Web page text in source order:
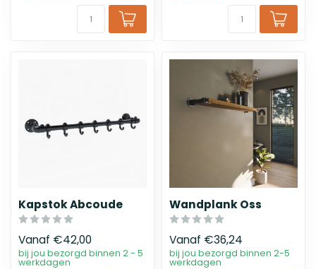
Kapstok Abcoude
Vanaf €42,00
bij jou bezorgd binnen 2 - 5
werkdagen
Wandplank Oss
Vanaf €36,24
bij jou bezorgd binnen 2-5
werkdagen